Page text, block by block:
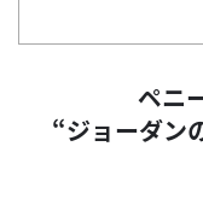
ペニ
“ジョーダン